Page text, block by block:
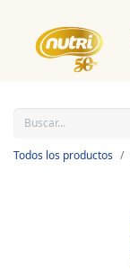
Todos los productos